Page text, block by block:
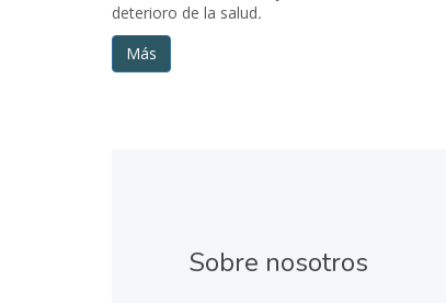
deterioro de la salud.
Más
Sobre nosotros